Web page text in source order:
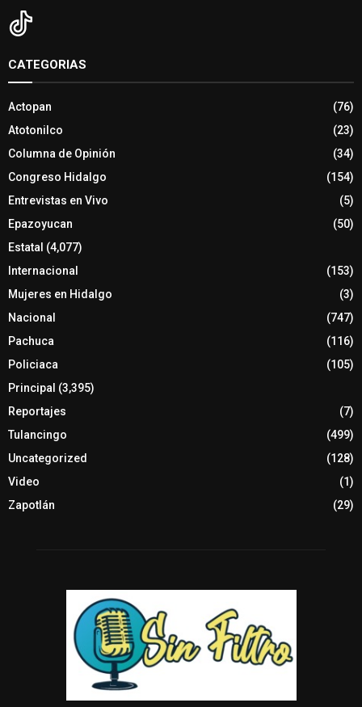
CATEGORIAS
Actopan
(76)
Atotonilco
(23)
Columna de Opinión
(34)
Congreso Hidalgo
(154)
Entrevistas en Vivo
(5)
Epazoyucan
(50)
Estatal (4,077)
Internacional
(153)
Mujeres en Hidalgo
(3)
Nacional
(747)
Pachuca
(116)
Policiaca
(105)
Principal (3,395)
Reportajes
(7)
Tulancingo
(499)
Uncategorized
(128)
Video
(1)
Zapotlán
(29)